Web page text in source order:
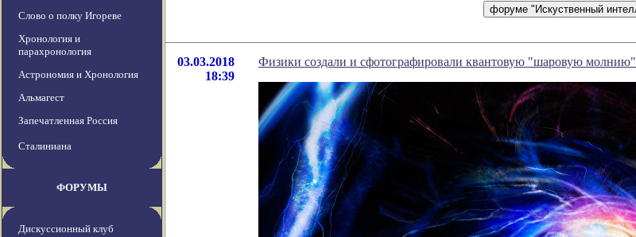
Слово о полку Игореве
Хронология и
парахронология
Астрономия и Хронология
Альмагест
Запечатленная Россия
Сталиниана
ФОРУМЫ
Дискуссионный клуб
03.03.2018
18:39
Физики создали и сфотографировали квантовую "шаровую молнию"